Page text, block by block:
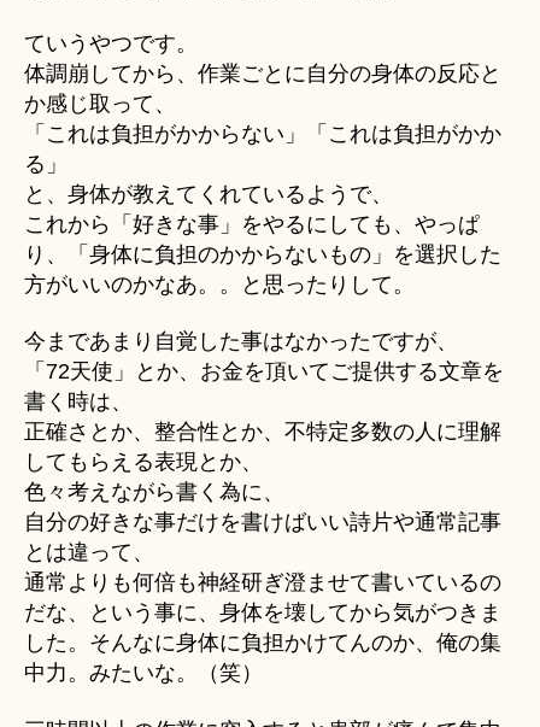
ていうやつです。
体調崩してから、作業ごとに自分の身体の反応と
か感じ取って、
「これは負担がかからない」「これは負担がかか
る」
と、身体が教えてくれているようで、
これから「好きな事」をやるにしても、やっぱ
り、「身体に負担のかからないもの」を選択した
方がいいのかなあ。。と思ったりして。
今まであまり自覚した事はなかったですが、
「72天使」とか、お金を頂いてご提供する文章を
書く時は、
正確さとか、整合性とか、不特定多数の人に理解
してもらえる表現とか、
色々考えながら書く為に、
自分の好きな事だけを書けばいい詩片や通常記事
とは違って、
通常よりも何倍も神経研ぎ澄ませて書いているの
だな、という事に、身体を壊してから気がつきま
した。そんなに身体に負担かけてんのか、俺の集
中力。みたいな。（笑）